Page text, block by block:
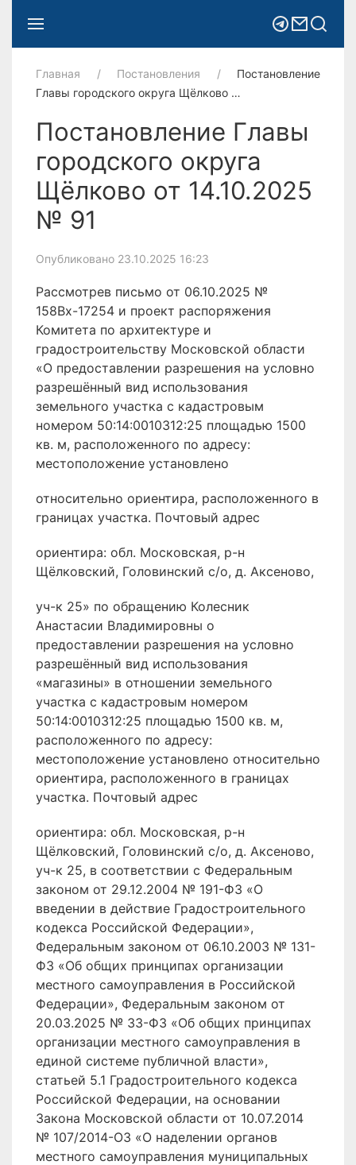
Главная Постановления
Постановление
Главы городского округа Щёлково …
Постановление Главы
городского округа
Щёлково от 14.10.2025
№ 91
Опубликовано 23.10.2025 16:23
Рассмотрев письмо от 06.10.2025 №
158Вх-17254 и проект распоряжения
Комитета по архитектуре и
градостроительству Московской области
«О предоставлении разрешения на условно
разрешённый вид использования
земельного участка с кадастровым
номером 50:14:0010312:25 площадью 1500
кв. м, расположенного по адресу:
местоположение установлено
относительно ориентира, расположенного в
границах участка. Почтовый адрес
ориентира: обл. Московская, р-н
Щёлковский, Головинский с/о, д. Аксеново,
уч-к 25» по обращению Колесник
Анастасии Владимировны о
предоставлении разрешения на условно
разрешённый вид использования
«магазины» в отношении земельного
участка с кадастровым номером
50:14:0010312:25 площадью 1500 кв. м,
расположенного по адресу:
местоположение установлено относительно
ориентира, расположенного в границах
участка. Почтовый адрес
ориентира: обл. Московская, р-н
Щёлковский, Головинский с/о, д. Аксеново,
уч-к 25, в соответствии с Федеральным
законом от 29.12.2004 № 191-ФЗ «О
введении в действие Градостроительного
кодекса Российской Федерации»,
Федеральным законом от 06.10.2003 № 131-
ФЗ «Об общих принципах организации
местного самоуправления в Российской
Федерации», Федеральным законом от
20.03.2025 № 33-ФЗ «Об общих принципах
организации местного самоуправления в
единой системе публичной власти»,
статьей 5.1 Градостроительного кодекса
Российской Федерации, на основании
Закона Московской области от 10.07.2014
№ 107/2014-ОЗ «О наделении органов
местного самоуправления муниципальных